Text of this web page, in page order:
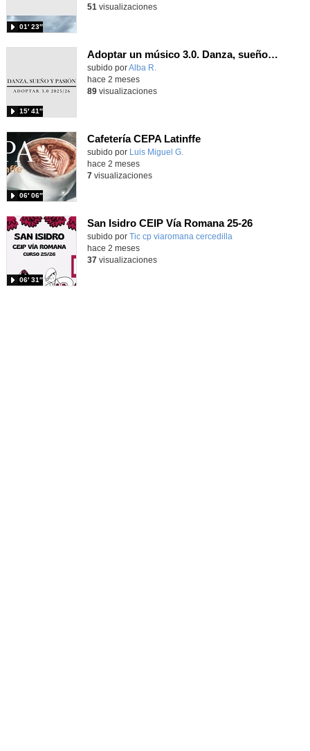
01′ 23″
51 visualizaciones
Adoptar un músico 3.0. Danza, sueño y pasión (2026)
subido porAlba R.
15′ 41″
hace 2 meses
89visualizaciones
Cafetería CEPA Latinffe
Contenido educativo.
subido por Luis Miguel G.
06′ 06″
hace 2 meses
7visualizaciones
San Isidro CEIP Vía Romana 25-26
subido por Tic cp viaromana cercedilla
06′ 31″
hace 2 meses
37visualizaciones